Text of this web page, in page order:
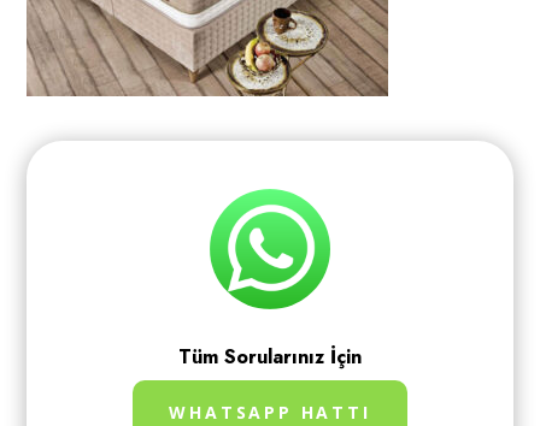
Tüm Sorularınız İçin
WHATSAPP HATTI